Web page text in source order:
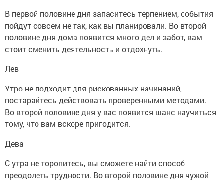
В первой половине дня запаситесь терпением, события
пойдут совсем не так, как вы планировали. Во второй
половине дня дома появится много дел и забот, вам
стоит сменить деятельность и отдохнуть.
Лев
Утро не подходит для рискованных начинаний,
постарайтесь действовать проверенными методами.
Во второй половине дня у вас появится шанс научиться
тому, что вам вскоре пригодится.
Дева
С утра не торопитесь, вы сможете найти способ
преодолеть трудности. Во второй половине дня чужой